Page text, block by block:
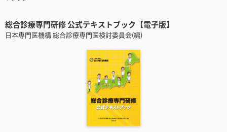
総合診療専門研修 公式テキストブック【電子版】
日本専門医機構 総合診療専門医検討委員会(編)